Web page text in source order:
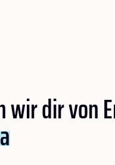
wir dir von